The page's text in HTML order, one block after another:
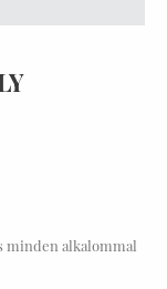
minden alkalommal